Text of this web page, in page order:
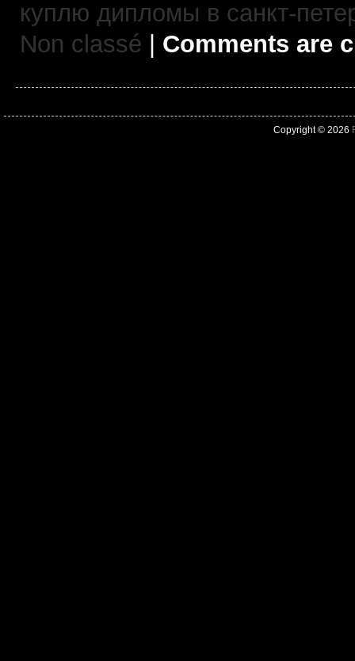
куплю дипломы в санкт-
Non classé | Comments are
Copyright © 2026